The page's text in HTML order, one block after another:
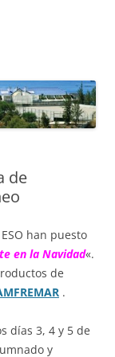
de
han puesto
en la Navidad«.
de
.
días 3, 4 y 5 de
y